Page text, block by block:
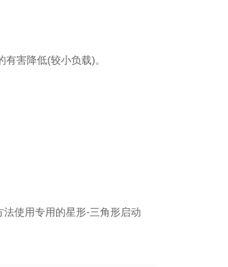
害降低(较小负载)。
使用专用的星形-三角形启动